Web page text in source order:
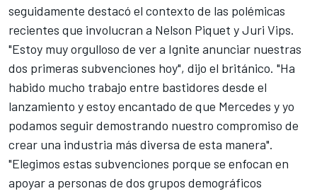
seguidamente destacó el contexto de las polémicas
recientes que involucran a Nelson Piquet yJuri Vips.
"Estoy muy orgulloso de ver a Ignite anunciar nuestras
dos primeras subvenciones hoy", dijo el británico. "Ha
habido mucho trabajo entre bastidores desde el
lanzamiento y estoy encantado de que Mercedes y yo
podamos seguir demostrando nuestro compromiso de
crear una industria más diversa de esta manera".
"Elegimos estas subvenciones porque se enfocan en
apoyar a personas de dos grupos demográficos